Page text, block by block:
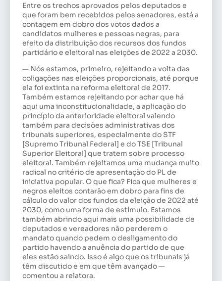
Entre os trechos aprovados pelos deputados e
que foram bem recebidos pelos senadores, está a
contagem em dobro dos votos dados a
candidatos mulheres e pessoas negras, para
efeito da distribuição dos recursos dos fundos
partidário e eleitoral nas eleições de 2022 a 2030.
— Nós estamos, primeiro, rejeitando a volta das
coligações nas eleições proporcionais, até porque
ela foi extinta na reforma eleitoral de 2017.
Também estamos rejeitando por achar que há
aqui uma inconstitucionalidade, a aplicação do
princípio da anterioridade eleitoral valendo
também para decisões administrativas dos
tribunais superiores, especialmente do STF
[Supremo Tribunal Federal] e do TSE [Tribunal
Superior Eleitoral] que tratem sobre processo
eleitoral. Também rejeitamos uma mudança muito
radical no critério de apresentação do PL de
iniciativa popular. O que fica? Fica que mulheres e
negros eleitos contarão em dobro para fins de
cálculo do valor dos fundos da eleição de 2022 até
2030, como uma forma de estímulo. Estamos
também abrindo aqui mais uma possibilidade de
deputados e vereadores não perderem o
mandato quando pedem o desligamento do
partido havendo a anuência do partido de que
eles estão saindo. Isso é algo que os tribunais já
têm discutido e em que têm avançado —
comentou a relatora.